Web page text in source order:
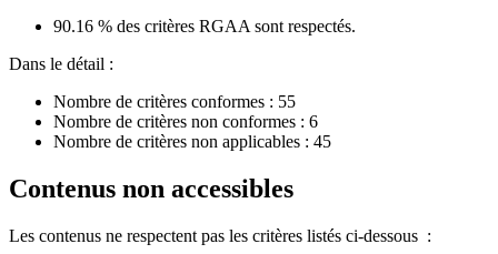
90.16 % des critères RGAA sont respectés.
Dans le détail :
Nombre de critères conformes : 55
Nombre de critères non conformes : 6
Nombre de critères non applicables : 45
Contenus non accessibles
Les contenus ne respectent pas les critères listés ci-dessous :